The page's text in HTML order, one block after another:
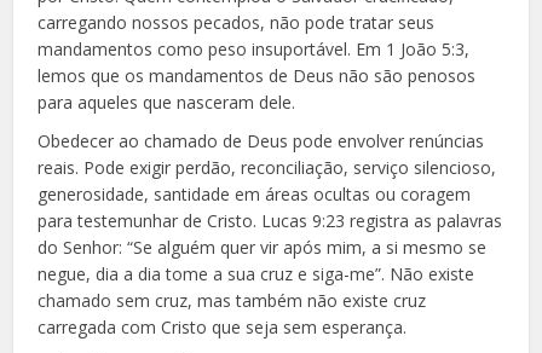
carregando nossos pecados, não pode tratar seus
mandamentos como peso insuportável. Em 1 João 5:3,
lemos que os mandamentos de Deus não são penosos
para aqueles que nasceram dele.
Obedecer ao chamado de Deus pode envolver renúncias
reais. Pode exigir perdão, reconciliação, serviço silencioso,
generosidade, santidade em áreas ocultas ou coragem
para testemunhar de Cristo. Lucas 9:23 registra as palavras
do Senhor: “Se alguém quer vir após mim, a si mesmo se
negue, dia a dia tome a sua cruz e siga-me”. Não existe
chamado sem cruz, mas também não existe cruz
carregada com Cristo que seja sem esperança.